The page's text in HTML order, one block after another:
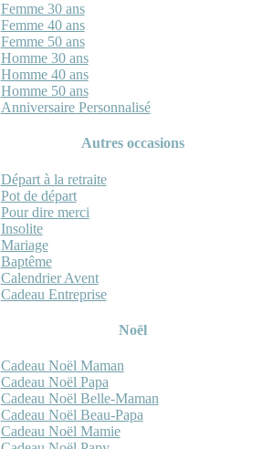
Femme 30 ans
Femme 40 ans
Femme 50 ans
Homme 30 ans
Homme 40 ans
Homme 50 ans
Anniversaire Personnalisé
Autres occasions
Départ à la retraite
Pot de départ
Pour dire merci
Insolite
Mariage
Baptême
Calendrier Avent
Cadeau Entreprise
Noël
Cadeau Noël Maman
Cadeau Noël Papa
Cadeau Noël Belle-Maman
Cadeau Noël Beau-Papa
Cadeau Noël Mamie